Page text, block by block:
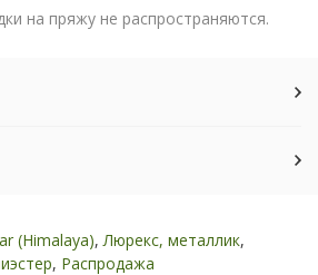
на пряжу не распространяются.
(Himalaya),Люрекс, металлик,
, Распродажа